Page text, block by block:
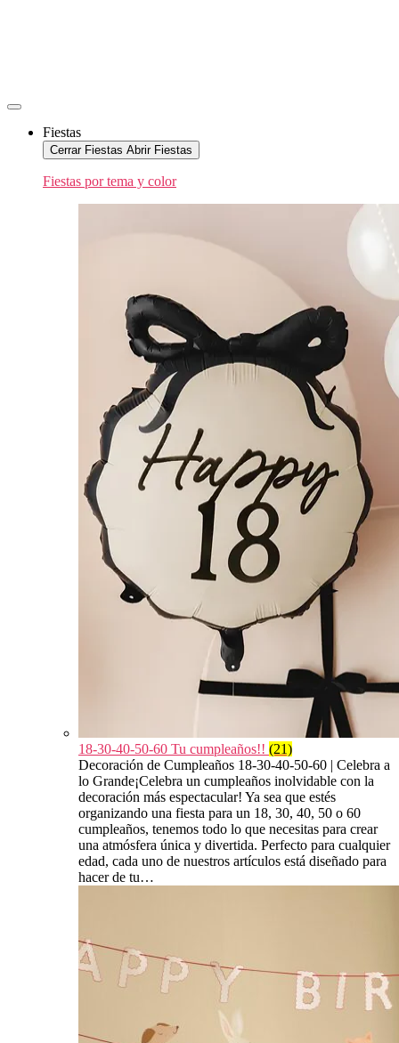
Fiestas
Cerrar Fiestas Abrir Fiestas
Fiestas por tema y color
18-30-40-50-60 Tu cumpleaños!! (21)
Decoración de Cumpleaños 18-30-40-50-60 | Celebra a
lo Grande¡Celebra un cumpleaños inolvidable con la
decoración más espectacular! Ya sea que estés
organizando una fiesta para un 18, 30, 40, 50 o 60
cumpleaños, tenemos todo lo que necesitas para crear
una atmósfera única y divertida. Perfecto para cualquier
edad, cada uno de nuestros artículos está diseñado para
hacer de tu…